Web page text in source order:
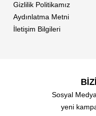
Gizlilik Politikamız
Aydınlatma Metni
İletişim Bilgileri
Sosyal
yeni